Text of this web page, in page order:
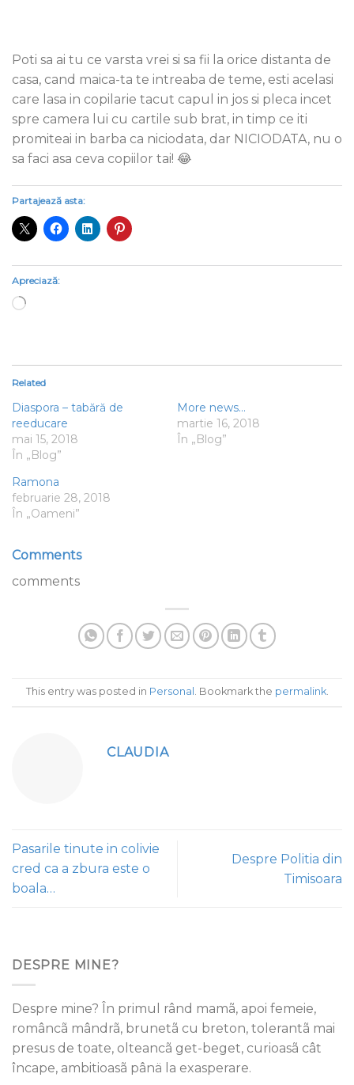
DESPRE MINE?
Despre mine? În primul rând mamã, apoi femeie,
româncã mândrã, brunetã cu breton, tolerantã mai
presus de toate, olteancã get-beget, curioasã cât
încape, ambitioasã pânä la exasperare.
Poti sa ai tu ce varsta vrei si sa fii la orice distanta de
casa, cand maica-ta te intreaba de teme, esti acelasi
care lasa in copilarie tacut capul in jos si pleca incet
spre camera lui cu cartile sub brat, in timp ce iti
promiteai in barba ca niciodata, dar NICIODATA, nu o
sa faci asa ceva copiilor tai! 😂
Partajează asta:
Apreciază:
Încarc...
Related
Diaspora – tabără de
reeducare
mai 15, 2018
În „Blog”
More news…
martie 16, 2018
În „Blog”
Ramona
februarie 28, 2018
În „Oameni”
Comments
comments
This entry was posted in Personal . Bookmark the permalink.
CLAUDIA
Pasarile tinute in colivie
cred ca a zbura este o
boala…
Despre Politia din
Timisoara